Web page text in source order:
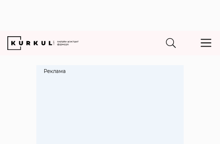
Реклама